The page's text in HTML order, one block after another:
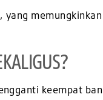
keempat